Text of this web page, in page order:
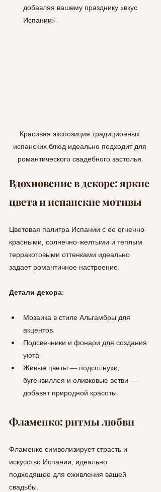
добавляя вашему празднику «вкус
Испании».
Красивая экспозиция традиционных
испанских блюд идеально подходит для
романтического свадебного застолья.
Вдохновение в декоре: яркие
цвета и испанские мотивы
Цветовая палитра Испании с ее огненно-
красными, солнечно-желтыми и теплым
терракотовыми оттенками идеально
задает романтичное настроение.
Детали декора:
Мозаика в стиле Альгамбры для
акцентов.
Подсвечники и фонари для создания
уюта.
Живые цветы — подсолнухи,
бугенвиллея и оливковые ветви —
добавят природной красоты.
Фламенко: ритмы любви
Фламенко символизирует страсть и
искусство Испании, идеально
подходящее для оживления вашей
свадьбы.